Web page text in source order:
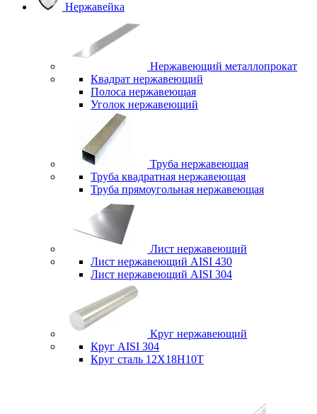
Нержавейка
Нержавеющий металлопрокат
Квадрат нержавеющий
Полоса нержавеющая
Уголок нержавеющий
Труба нержавеющая
Труба квадратная нержавеющая
Труба прямоугольная нержавеющая
Лист нержавеющий
Лист нержавеющий AISI 430
Лист нержавеющий AISI 304
Круг нержавеющий
Круг AISI 304
Круг сталь 12Х18Н10Т